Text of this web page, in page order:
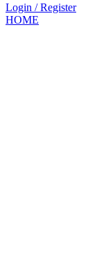
Login / Register
HOME